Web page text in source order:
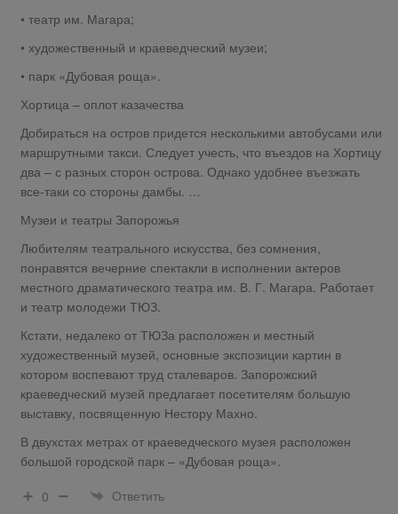
• театр им. Магара;
• художественный и краеведческий музеи;
• парк «Дубовая роща».
Хортица – оплот казачества
Добираться на остров придется несколькими автобусами или
маршрутными такси. Следует учесть, что въездов на Хортицу
два – с разных сторон острова. Однако удобнее въезжать
все-таки со стороны дамбы. …
Музеи и театры Запорожья
Любителям театрального искусства, без сомнения,
понравятся вечерние спектакли в исполнении актеров
местного драматического театра им. В. Г. Магара. Работает
и театр молодежи ТЮЗ.
Кстати, недалеко от ТЮЗа расположен и местный
художественный музей, основные экспозиции картин в
котором воспевают труд сталеваров. Запорожский
краеведческий музей предлагает посетителям большую
выставку, посвященную Нестору Махно.
В двухстах метрах от краеведческого музея расположен
большой городской парк – «Дубовая роща».
0
Ответить